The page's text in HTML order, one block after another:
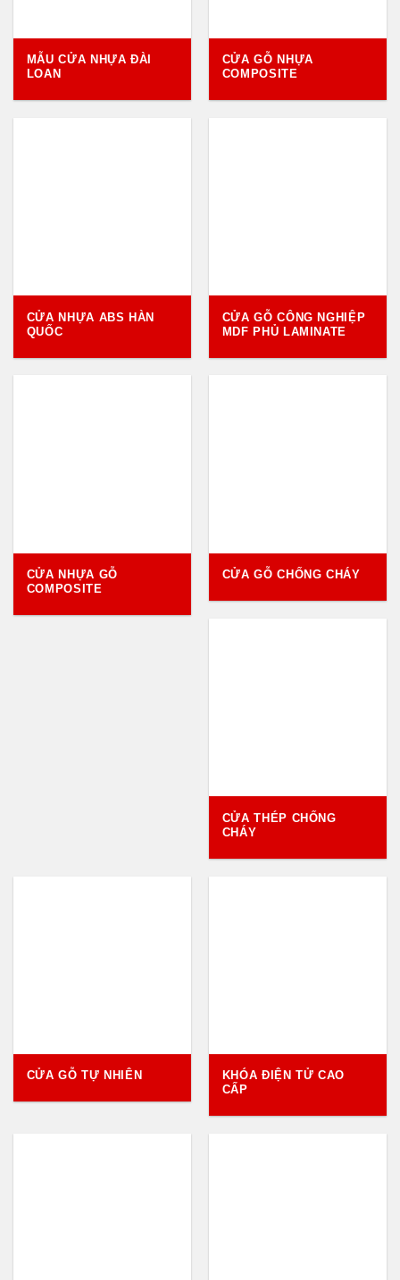
MẪU CỬA NHỰA ĐÀI
LOAN
CỬA GỖ NHỰA
COMPOSITE
CỬA NHỰA ABS HÀN
QUỐC
CỬA GỖ CÔNG NGHIỆP
MDF PHỦ LAMINATE
CỬA NHỰA GỖ
COMPOSITE
CỬA GỖ CHỐNG CHÁY
CỬA THÉP CHỐNG
CHÁY
CỬA GỖ TỰ NHIÊN
KHÓA ĐIỆN TỬ CAO
CẤP